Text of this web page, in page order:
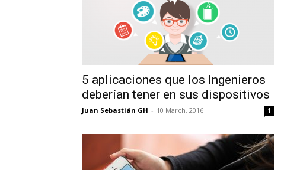
5 aplicaciones que los Ingenieros
deberían tener en sus dispositivos
Juan Sebastián GH - 10 March, 2016 1